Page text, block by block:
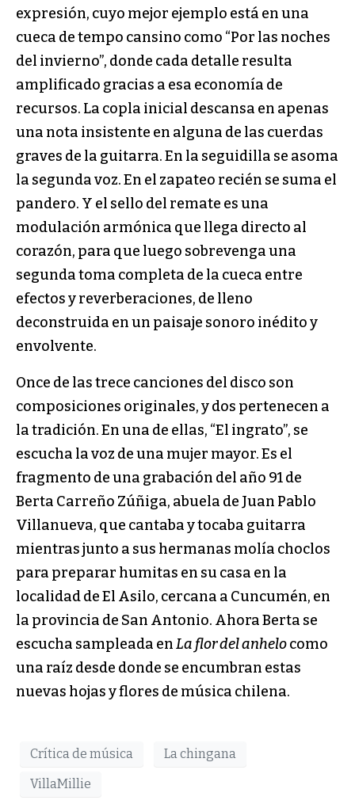
expresión, cuyo mejor ejemplo está en una
cueca de tempo cansino como “Por las noches
del invierno”, donde cada detalle resulta
amplificado gracias a esa economía de
recursos. La copla inicial descansa en apenas
una nota insistente en alguna de las cuerdas
graves de la guitarra. En la seguidilla se asoma
la segunda voz. En el zapateo recién se suma el
pandero. Y el sello del remate es una
modulación armónica que llega directo al
corazón, para que luego sobrevenga una
segunda toma completa de la cueca entre
efectos y reverberaciones, de lleno
deconstruida en un paisaje sonoro inédito y
envolvente.
Once de las trece canciones del disco son
composiciones originales, y dos pertenecen a
la tradición. En una de ellas, “El ingrato”, se
escucha la voz de una mujer mayor. Es el
fragmento de una grabación del año 91 de
Berta Carreño Zúñiga, abuela de Juan Pablo
Villanueva, que cantaba y tocaba guitarra
mientras junto a sus hermanas molía choclos
para preparar humitas en su casa en la
localidad de El Asilo, cercana a Cuncumén, en
la provincia de San Antonio. Ahora Berta se
escucha sampleada enLa flor del anhelocomo
una raíz desde donde se encumbran estas
nuevas hojas y flores de música chilena.
Crítica de música
La chingana
VillaMillie